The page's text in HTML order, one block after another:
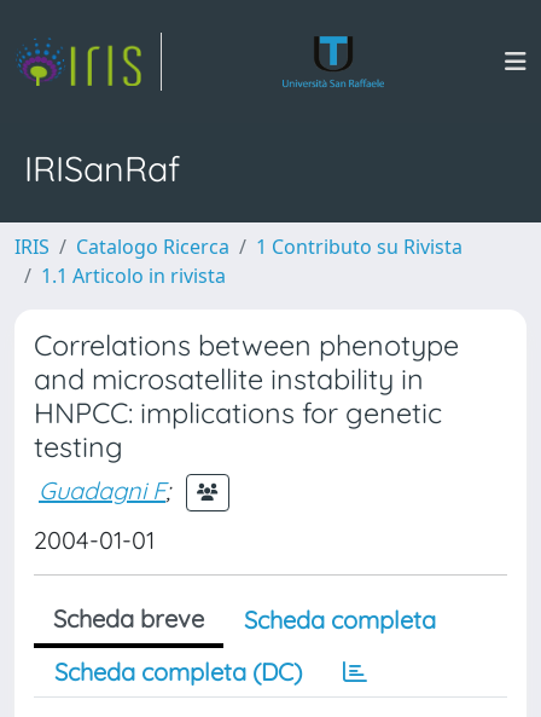
IRISanRaf
IRIS Catalogo Ricerca
1 Contributo su Rivista
1.1 Articolo in rivista
Correlations between phenotype
and microsatellite instability in
HNPCC: implications for genetic
testing
Guadagni F;
2004-01-01
Scheda breve
Scheda completa
Scheda completa (DC)